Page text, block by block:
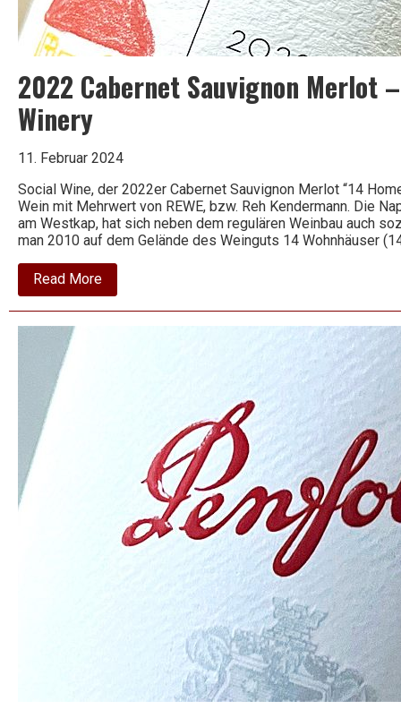
2022 Cabernet Sauvignon Merlot
Winery
11. Februar 2024
Social Wine, der 2022er Cabernet Sauvignon Merlot “14
Wein mit Mehrwert von REWE, bzw. Reh Kendermann. Die
am Westkap, hat sich neben dem regulären Weinbau auch
man 2010 auf dem Gelände des Weinguts 14 Wohnhäuser
Read Moreabout
2022
Cabernet